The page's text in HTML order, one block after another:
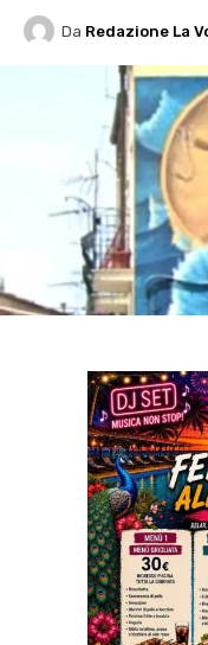
Da Redazione La